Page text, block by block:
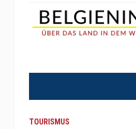
TOURISMUS